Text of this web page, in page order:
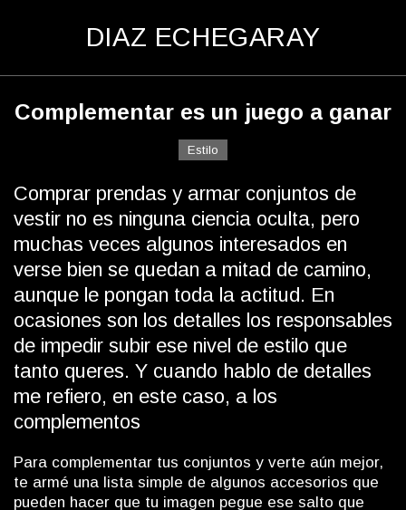
DIAZ ECHEGARAY
Complementar es un juego a ganar
Estilo
Comprar prendas y armar conjuntos de
vestir no es ninguna ciencia oculta, pero
muchas veces algunos interesados en
verse bien se quedan a mitad de camino,
aunque le pongan toda la actitud. En
ocasiones son los detalles los responsables
de impedir subir ese nivel de estilo que
tanto queres. Y cuando hablo de detalles
me refiero, en este caso, a los
complementos
Para complementar tus conjuntos y verte aún mejor,
te armé una lista simple de algunos accesorios que
pueden hacer que tu imagen pegue ese salto que